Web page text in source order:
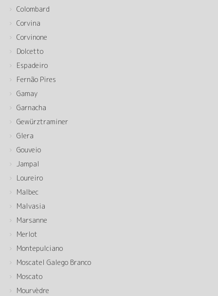
Colombard
Corvina
Corvinone
Dolcetto
Espadeiro
Fernão Pires
Gamay
Garnacha
Gewürztraminer
Glera
Gouveio
Jampal
Loureiro
Malbec
Malvasia
Marsanne
Merlot
Montepulciano
Moscatel Galego Branco
Moscato
Mourvèdre